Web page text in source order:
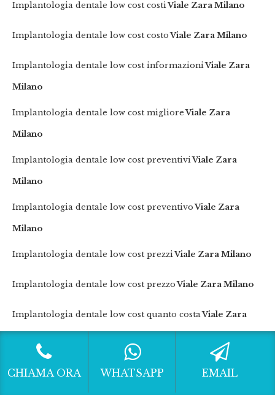
Implantologia dentale low cost costiViale Zara Milano
Implantologia dentale low cost costoViale Zara Milano
Implantologia dentale low cost informazioniViale Zara
Milano
Implantologia dentale low cost miglioreViale Zara
Milano
Implantologia dentale low cost preventiviViale Zara
Milano
Implantologia dentale low cost preventivoViale Zara
Milano
Implantologia dentale low cost prezziViale Zara Milano
Implantologia dentale low cost prezzoViale Zara Milano
Implantologia dentale low cost quanto costaViale Zara
Milano
Implantologia dentale migliore Viale Zara Milano
Implantologia dentale preventivi Viale Zara Milano
CHIAMA ORA WHATSAPP EMAIL